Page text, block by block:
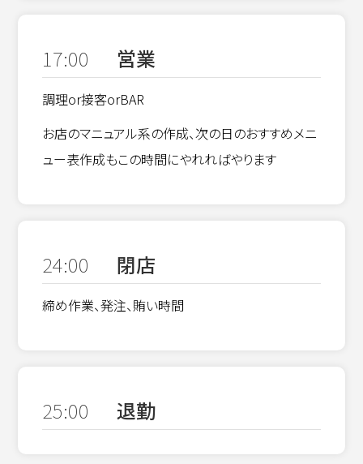
17:00 営業
調理or接客orBAR
お店のマニュアル系の作成、次の日のおすすめメニ
ュー表作成もこの時間にやれればやります
24:00 閉店
締め作業、発注、賄い時間
25:00 退勤